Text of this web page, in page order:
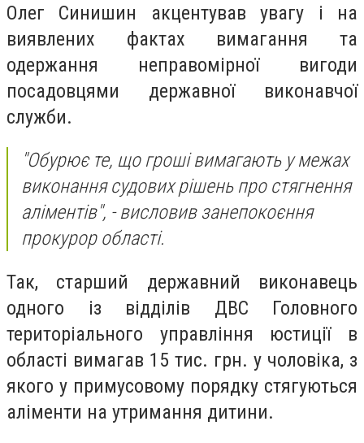
Олег Синишин акцентував увагу і на
виявлених фактах вимагання та
одержання неправомірної вигоди
посадовцями державної виконавчої
служби.
"Обурює те, що гроші вимагають у межах
виконання судових рішень про стягнення
аліментів", - висловив занепокоєння
прокурор області.
Так, старший державний виконавець
одного із відділів ДВС Головного
територіального управління юстиції в
області вимагав 15 тис. грн. у чоловіка, з
якого у примусовому порядку стягуються
аліменти на утримання дитини.